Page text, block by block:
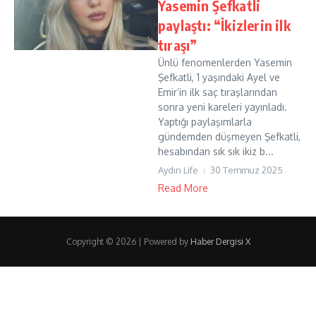
Yasemin Şefkatli
paylaştı: “İkizlerin ilk
tıraşı”
Ünlü fenomenlerden Yasemin
Şefkatli, 1 yaşındaki Ayel ve
Emir’in ilk saç tıraşlarından
sonra yeni kareleri yayınladı.
Yaptığı paylaşımlarla
gündemden düşmeyen Şefkatli,
hesabından sık sık ikiz b...
Aydın Life 30 Temmuz 2025
Read More
Copyright © 2026 | Powered by Haber Dergisi X